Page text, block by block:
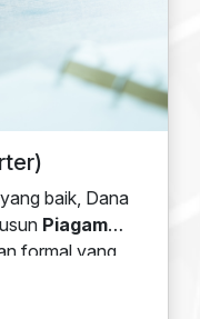
baik, Dana
Piagam
formal yang
tanggung